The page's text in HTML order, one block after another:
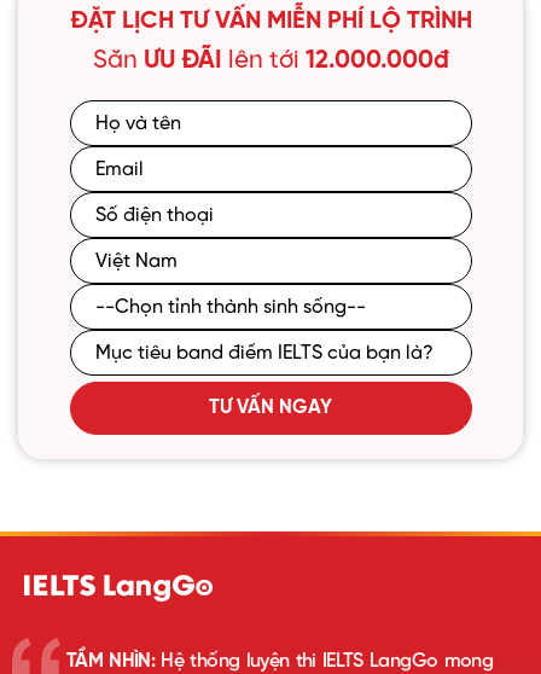
ĐẶT LỊCH TƯ VẤN MIỄN PHÍ LỘ TRÌNH
Săn ƯU ĐÃI lên tới 12.000.000đ
TƯ VẤN NGAY
TẦM NHÌN:Hệ thống luyện thi IELTS LangGo mong